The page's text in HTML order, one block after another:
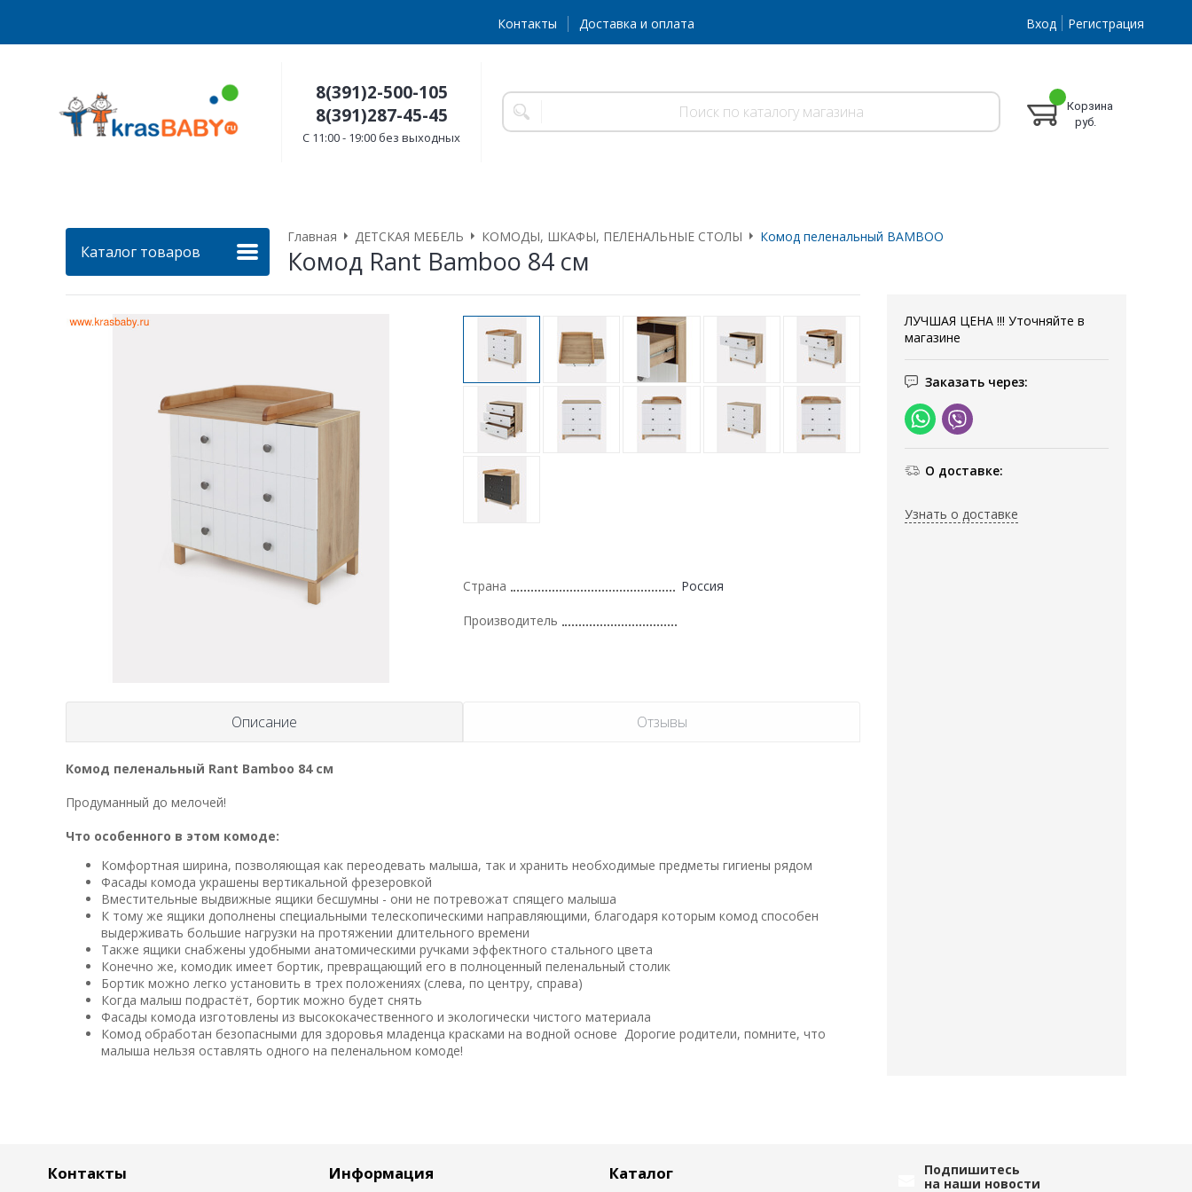
Контакты Доставка и оплата Вход Регистрация
8(391)2-500-105
8(391)287-45-45
C 11:00 - 19:00 без выходных
Корзина
руб.
Каталог товаров
Главная ДЕТСКАЯ МЕБЕЛЬ КОМОДЫ, ШКАФЫ, ПЕЛЕНАЛЬНЫЕ СТОЛЫ Комод пеленальный BAMBOO
Комод Rant Bamboo 84 см
ЛУЧШАЯ ЦЕНА !!! Уточняйте в
магазине
Заказать через:
О доставке:
Узнать о доставке
Страна Россия
Производитель
Описание Отзывы
Комод пеленальный Rant Bamboo 84 см
Продуманный до мелочей!
Что особенного в этом комоде:
Комфортная ширина, позволяющая как переодевать малыша, так и хранить необходимые предметы гигиены рядом
Фасады комода украшены вертикальной фрезеровкой
Вместительные выдвижные ящики бесшумны - они не потревожат спящего малыша
К тому же ящики дополнены специальными телескопическими направляющими, благодаря которым комод способен
выдерживать большие нагрузки на протяжении длительного времени
Также ящики снабжены удобными анатомическими ручками эффектного стального цвета
Конечно же, комодик имеет бортик, превращающий его в полноценный пеленальный столик
Бортик можно легко установить в трех положениях (слева, по центру, справа)
Когда малыш подрастёт, бортик можно будет снять
Фасады комода изготовлены из высококачественного и экологически чистого материала
Комод обработан безопасными для здоровья младенца красками на водной основе Дорогие родители, помните, что
малыша нельзя оставлять одного на пеленальном комоде!
Контакты Информация Каталог
Подпишитесь
на наши новости